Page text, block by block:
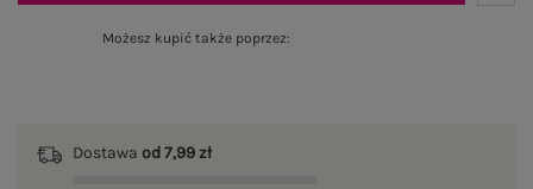
Możesz kupić także poprzez:
Dostawa od 7,99 zł